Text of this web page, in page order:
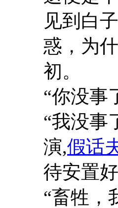
见到白
惑，为
初。
“你没事
“我没事
演,假话
待安置
“畜牲，